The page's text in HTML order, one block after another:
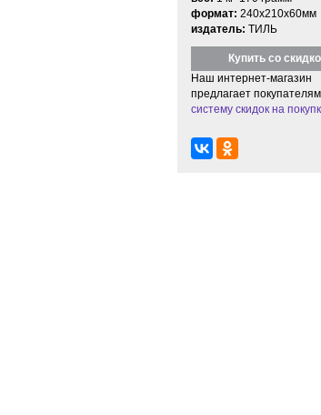
формат: 240x210x60мм
издатель: ТИЛЬ
Купить со
Наш интернет-магазин
предлагает покупателям
систему скидок на